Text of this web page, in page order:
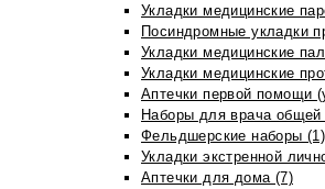
Укладки медицинские
Посиндромные укладки
Укладки медицинские
Укладки медицинские
Аптечки первой помощи
Наборы для врача общей
Фельдшерские наборы (1)
Укладки экстренной
Аптечки для дома (7)